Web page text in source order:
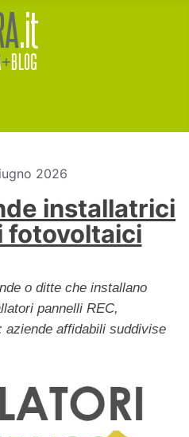
2026
installatrici
fotovoltaici
o ditte che installano
pannelli REC,
aziende affidabili suddivise